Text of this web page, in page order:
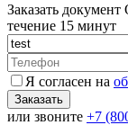
Заказать документ
течение 15 минут
Я согласен на
или звоните +7